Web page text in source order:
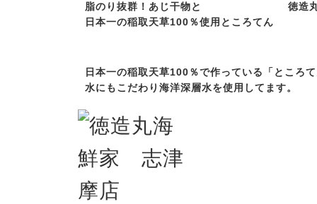
脂のり抜群！あじ干物と
日本一の稲取天草100％使用ところてん
徳造
日本一の稲取天草100％で作っている「ところ
水にもこだわり海洋深層水を使用してます。